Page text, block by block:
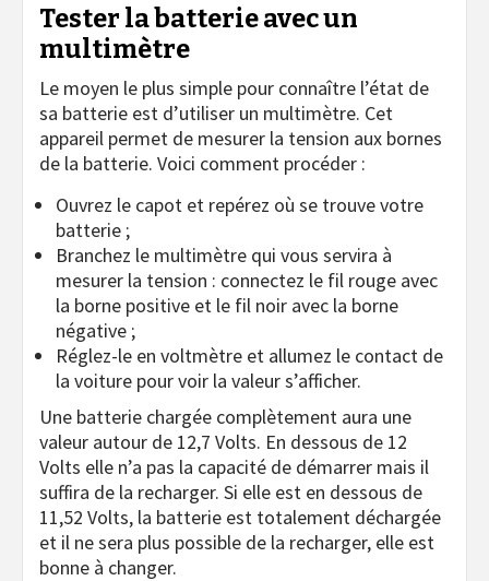
Tester la batterie avec un
multimètre
Le moyen le plus simple pour connaître l’état de
sa batterie est d’utiliser un multimètre. Cet
appareil permet de mesurer la tension aux bornes
de la batterie. Voici comment procéder :
Ouvrez le capot et repérez où se trouve votre
batterie ;
Branchez le multimètre qui vous servira à
mesurer la tension : connectez le fil rouge avec
la borne positive et le fil noir avec la borne
négative ;
Réglez-le en voltmètre et allumez le contact de
la voiture pour voir la valeur s’afficher.
Une batterie chargée complètement aura une
valeur autour de 12,7 Volts. En dessous de 12
Volts elle n’a pas la capacité de démarrer mais il
suffira de la recharger. Si elle est en dessous de
11,52 Volts, la batterie est totalement déchargée
et il ne sera plus possible de la recharger, elle est
bonne à changer.